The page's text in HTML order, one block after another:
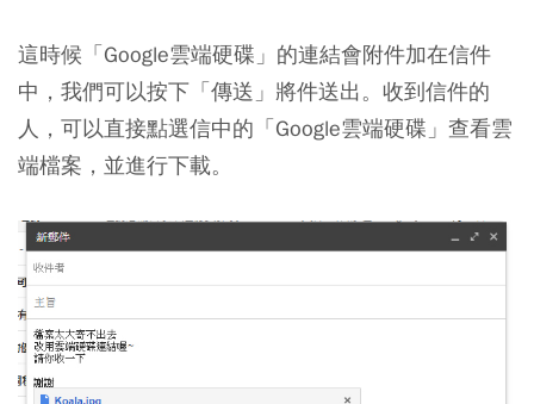
這時候「Google雲端硬碟」的連結會附件加在信件
中，我們可以按下「傳送」將件送出。收到信件的
人，可以直接點選信中的「Google雲端硬碟」查看雲
端檔案，並進行下載。